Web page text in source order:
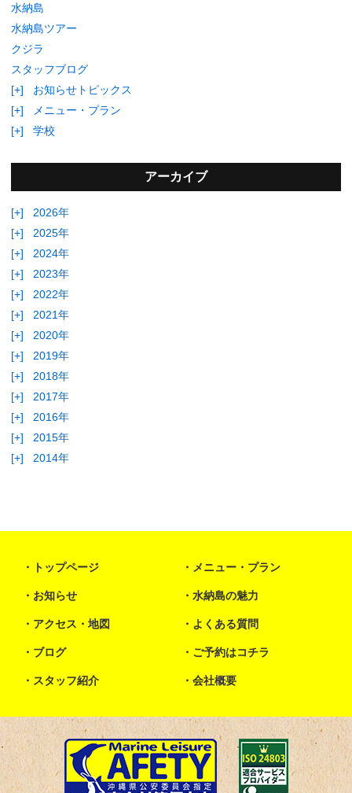
水納島
水納島ツアー
クジラ
スタッフブログ
[+]
お知らせトピックス
[+]
メニュー・プラン
[+]
学校
アーカイブ
[+]
2026年
[+]
2025年
[+]
2024年
[+]
2023年
[+]
2022年
[+]
2021年
[+]
2020年
[+]
2019年
[+]
2018年
[+]
2017年
[+]
2016年
[+]
2015年
[+]
2014年
トップページ メニュー・プラン
お知らせ 水納島の魅力
アクセス・地図 よくある質問
ブログ ご予約はコチラ
スタッフ紹介 会社概要